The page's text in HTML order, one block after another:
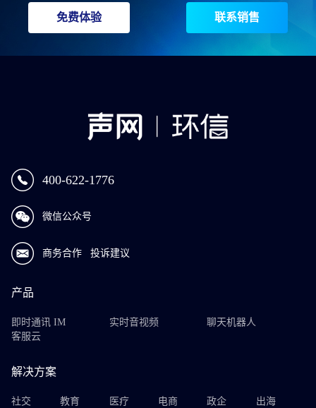
免费体验 联系销售
400-622-1776
微信公众号
商务合作 投诉建议
产品
即时通讯 IM 实时音视频
聊天机器人
客服云
解决方案
社交 教育 医疗 电商 政企 出海